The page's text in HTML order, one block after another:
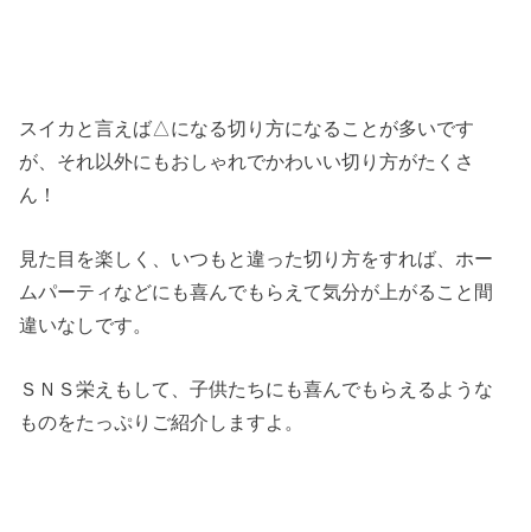
スイカと言えば△になる切り方になることが多いです
が、それ以外にもおしゃれでかわいい切り方がたくさ
ん！
見た目を楽しく、いつもと違った切り方をすれば、ホー
ムパーティなどにも喜んでもらえて気分が上がること間
違いなしです。
ＳＮＳ栄えもして、子供たちにも喜んでもらえるような
ものをたっぷりご紹介しますよ。